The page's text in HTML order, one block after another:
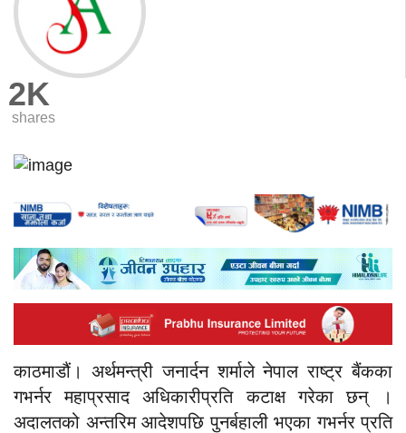
2K
shares
काठमाडौं। अर्थमन्त्री जनार्दन शर्माले नेपाल राष्ट्र बैंकका
गभर्नर महाप्रसाद अधिकारीप्रति कटाक्ष गरेका छन् ।
अदालतको अन्तरिम आदेशपछि पुनर्बहाली भएका गभर्नर प्रति